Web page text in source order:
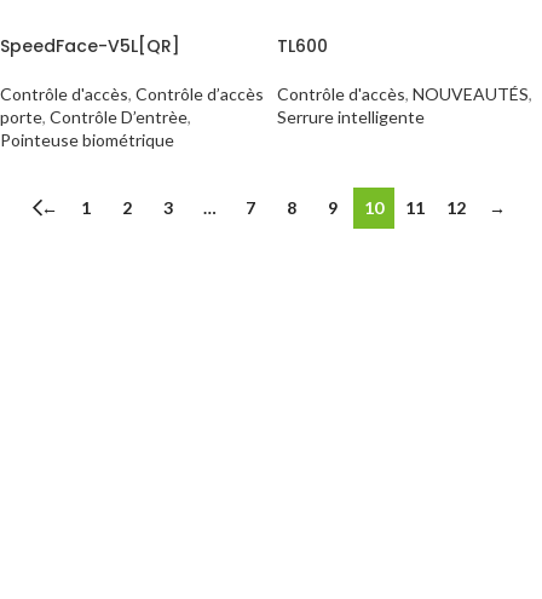
SpeedFace-V5L[QR]
Contrôle d'accès, Contrôle d’accès
porte, Contrôle D’entrèe,
Pointeuse biométrique
TL600
Contrôle d'accès, NOUVEAUTÉS,
Serrure intelligente
← 1 2 3 … 7 8 9 10 11 12 →